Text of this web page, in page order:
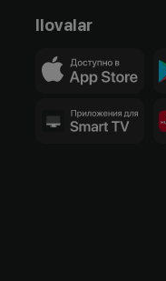
Ilovalar